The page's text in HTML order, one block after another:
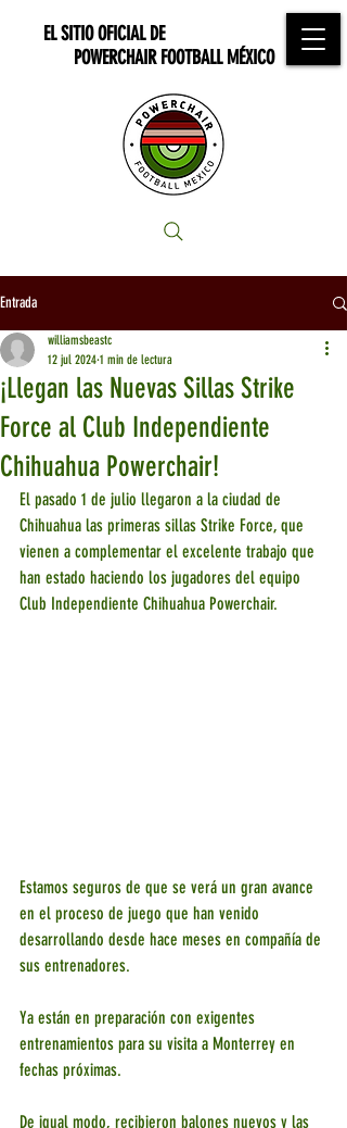
EL SITIO OFICIAL DE
POWERCHAIR FOOTBALL MÉXICO
Entrada
¡Llegan las Nuevas Sillas Strike
Force al Club Independiente
Chihuahua Powerchair!
williamsbeastc
12 jul 2024 1 min de lectura
El pasado 1 de julio llegaron a la ciudad de
Chihuahua las primeras sillas Strike Force, que
vienen a complementar el excelente trabajo que
han estado haciendo los jugadores del equipo
Club Independiente Chihuahua Powerchair.
Estamos seguros de que se verá un gran avance
en el proceso de juego que han venido
desarrollando desde hace meses en compañía de
sus entrenadores.
Ya están en preparación con exigentes
entrenamientos para su visita a Monterrey en
fechas próximas.
De igual modo, recibieron balones nuevos y las